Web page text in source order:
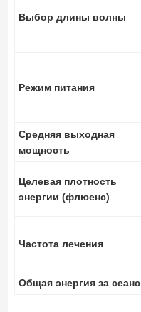
Выбор длины волны
Режим питания
Средняя выходная
мощность
Целевая плотность
энергии (флюенс)
Частота лечения
Общая энергия за сеанс